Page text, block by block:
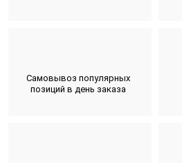
Самовывоз популярных
позиций в день заказа